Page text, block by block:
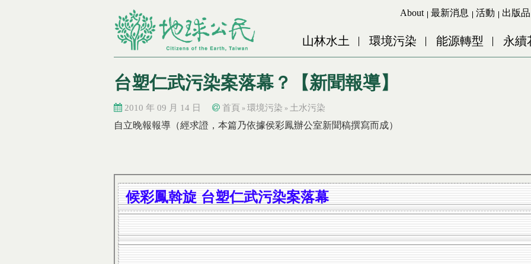
Jump to Navigation
Jump to Main content
About 最新消息 活動 出版品
山林水土 環境污染 能源轉型 永續
台塑仁武污染案落幕？【新聞報導】
2010 年 09 月 14 日
您在這裡
首頁 » 環境污染 » 土水污染
您在這裡
自立晚報報導（經求證，本篇乃依據侯彩鳳辦公室新聞稿撰寫而成）
候彩鳳斡旋 台塑仁武污染案落幕